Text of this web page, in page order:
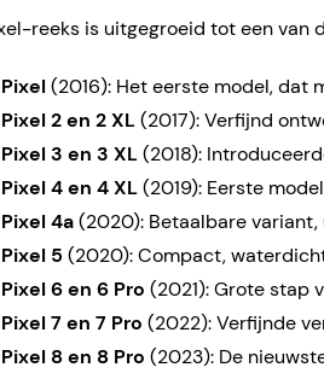
reeks is uitgegroeid tot een
(2016): Het eerste model, dat
2 en 2 XL(2017): Verfijnd
3 en 3 XL(2018):
4 en 4 XL(2019): Eerste
4a(2020): Betaalbare
5 (2020): Compact,
6 en 6 Pro (2021): Grote stap
7 en 7 Pro (2022): Verfijnde
8 en 8 Pro (2023): De